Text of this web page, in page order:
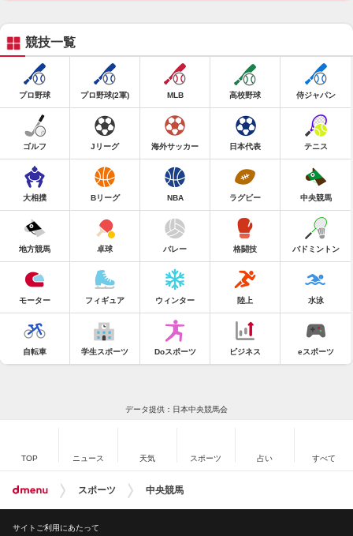
競技一覧
プロ野球 プロ野球(2軍) MLB 高校野球 侍ジャパン
ゴルフ Jリーグ 海外サッカー 日本代表 テニス
大相撲 Bリーグ NBA ラグビー 中央競馬
地方競馬 卓球 バレー 格闘技 バドミントン
モーター フィギュア ウィンター 陸上 水泳
自転車 学生スポーツ Doスポーツ ビジネス eスポーツ
データ提供：日本中央競馬会
TOP ニュース 天気 スポーツ 占い すべて
スポーツ 中央競馬
サイトご利用にあたって